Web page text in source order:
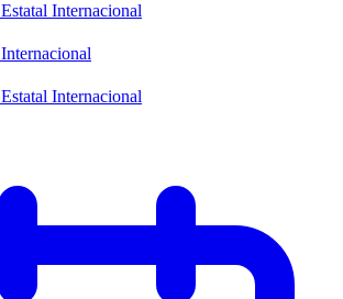
Estatal Internacional
Internacional
Estatal Internacional